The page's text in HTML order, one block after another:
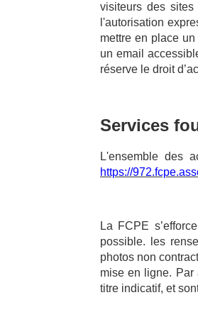
visiteurs des
l'autorisation
mettre en place
un email
réserve le droit
Services
L'ensemble des
https://
La FCPE
possible. les
photos non
mise en ligne. Par
titre indicatif, et